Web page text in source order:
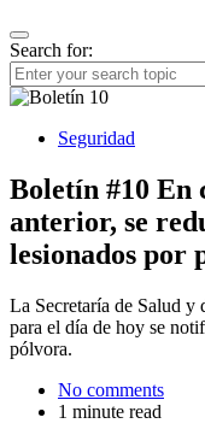
Search for:
Seguridad
Boletín #10 En
anterior, se
lesionados por
La Secretaría de Salud
para el día de hoy se
pólvora.
No comments
1 minute read